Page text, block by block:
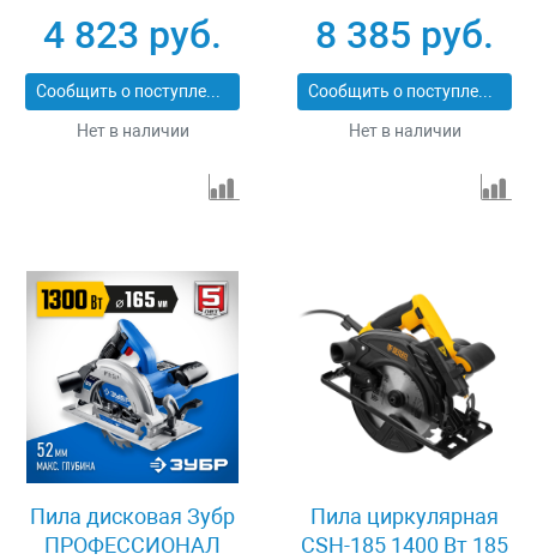
4 823 руб.
Сообщить о поступлении
Нет в наличии
8 385 руб.
Сообщить о поступлении
Нет в наличии
Пила дисковая Зубр
ПРОФЕССИОНАЛ
Пила циркулярная
CSH-185 1400 Вт 185